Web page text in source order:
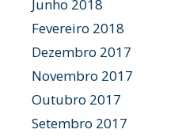
Junho 2018
Fevereiro 2018
Dezembro 2017
Novembro 2017
Outubro 2017
Setembro 2017